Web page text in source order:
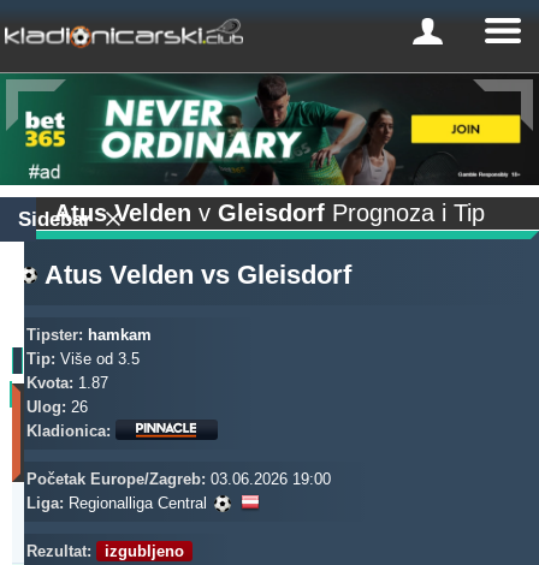
Atus Velden v Gleisdorf Prognoza i Tip
Atus Velden vs Gleisdorf
Tipster: hamkam
Tip: Više od 3.5
Kvota: 1.87
Ulog: 26
Kladionica:
Početak Europe/Zagreb: 03.06.2026 19:00
Liga: Regionalliga Central
Rezultat:
izgubljeno
Sidebar
Profit
(Zadnjih
30
Updated:
8m